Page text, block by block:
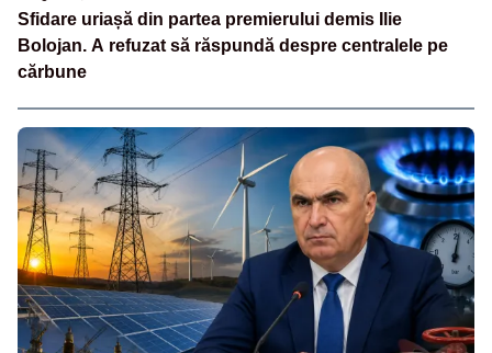
Sfidare uriașă din partea premierului demis Ilie
Bolojan. A refuzat să răspundă despre centralele pe
cărbune